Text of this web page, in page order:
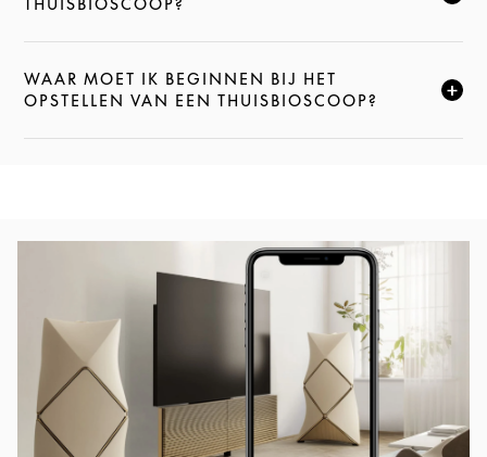
THUISBIOSCOOP?
WAAR MOET IK BEGINNEN BIJ HET
OPSTELLEN VAN EEN THUISBIOSCOOP?
KLIK HIER OM DEZE BESCHRIJVING UIT TE